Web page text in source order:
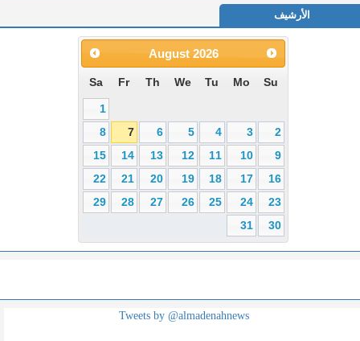
الأرشيف
August 2026
Su
Mo
Tu
We
Th
Fr
Sa
1
2
3
4
5
6
7
8
9
10
11
12
13
14
15
16
17
18
19
20
21
22
23
24
25
26
27
28
29
30
31
Tweets by @almadenahnews